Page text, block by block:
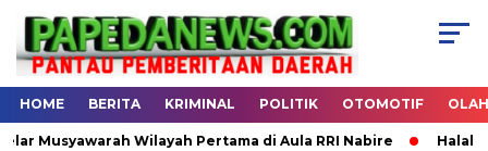
HOME BERITA KRIMINAL POLITIK OTOMOTIF
Wilayah Pertama di Aula RRI Nabire Halal